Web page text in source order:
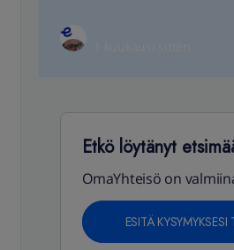
Etkö löytänyt
OmaYhteisö on
ESITÄ KYSYMYKSESI